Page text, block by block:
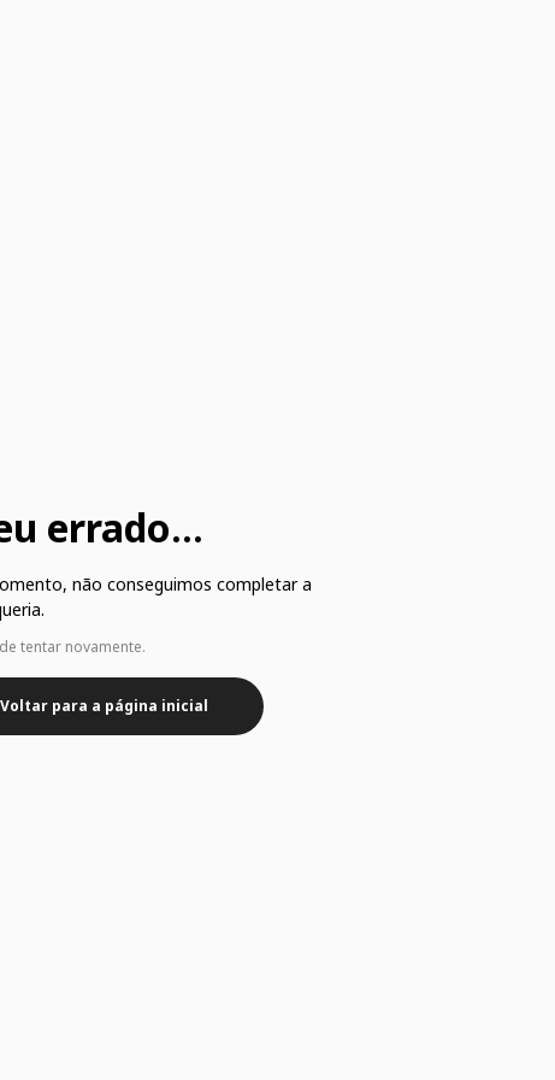
errado...
não conseguimos completar a
tentar novamente.
Voltar para a página inicial